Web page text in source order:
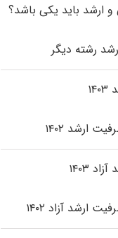
و ارشد باید یکی باشد؟
رشته دیگر
ارشد ۱۴۰۲
۱۴۰۳
ارشد آزاد ۱۴۰۲